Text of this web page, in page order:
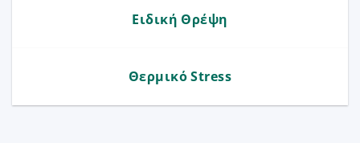
Ειδική Θρέψη
Θερμικό Stress